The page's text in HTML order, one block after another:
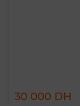
30 000 DH